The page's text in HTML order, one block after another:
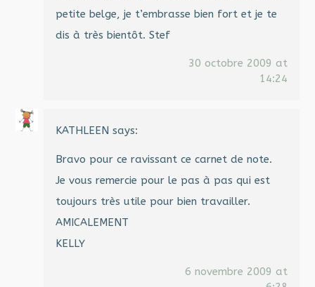
petite belge, je t’embrasse bien fort et je te
dis à très bientôt. Stef
30 octobre 2009 at
14:24
KATHLEEN says:
Bravo pour ce ravissant ce carnet de note.
Je vous remercie pour le pas à pas qui est
toujours très utile pour bien travailler.
AMICALEMENT
KELLY
6 novembre 2009 at